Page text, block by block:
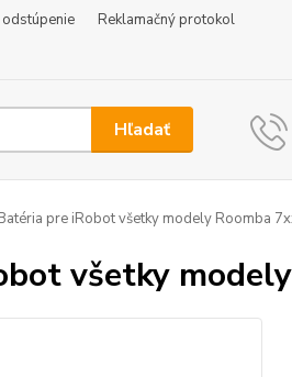
Reklamačný protokol
Hľadať
pre iRobot všetky modely Roomba
všetky